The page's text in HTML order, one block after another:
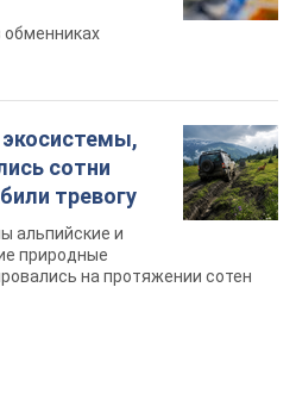
обменниках
сотни
тревогу
альпийские и
природные
на протяжении сотен